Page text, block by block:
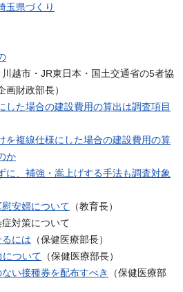
玉県づくり
川越市・JR東日本・国土交通省の5者協
財政部長）
した場合の建設費用の算出は調査項目
を複線仕様にした場合の建設費用の算
か
に、補強・嵩上げする手法も調査対象
安婦について （教育長）
対策について
には （保健医療部長）
ついて （保健医療部長）
い接種券を配布すべき
（保健医療部